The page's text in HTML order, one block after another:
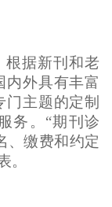
根据新刊和老
内外具有丰富
主题的定制
务。“期刊诊
、缴费和约定
。